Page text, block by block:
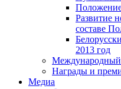
Положение
Развитие
составе
2013 год
Международный
Награды и
Медиа